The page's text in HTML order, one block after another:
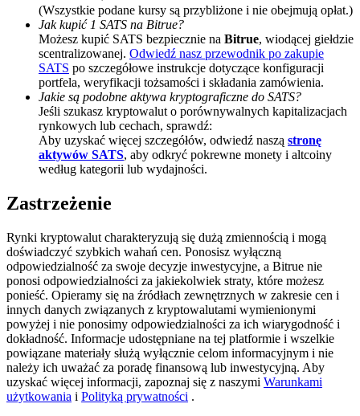
BTC Welcome Rewards
Deposit & Trade BTC to Share 25000 USDT prize pool!
Deposit CASHCAT & Win
Exclusive for BitMart Users
Register & Trade to Win 500,000 USDT
Precious Metals Trading Carnival
(Wszystkie podane kursy są przybliżone i nie obejmują opłat.)
Jak kupić 1 SATS na Bitrue?
Możesz kupić SATS bezpiecznie na Bitrue, wiodącej giełdzie
scentralizowanej. Odwiedź nasz przewodnik po zakupie
SATS po szczegółowe instrukcje dotyczące konfiguracji
portfela, weryfikacji tożsamości i składania zamówienia.
Jakie są podobne aktywa kryptograficzne do SATS?
Jeśli szukasz kryptowalut o porównywalnych kapitalizacjach
rynkowych lub cechach, sprawdź:
Aby uzyskać więcej szczegółów, odwiedź naszą stronę
aktywów SATS, aby odkryć pokrewne monety i altcoiny
według kategorii lub wydajności.
Zastrzeżenie
Rynki kryptowalut charakteryzują się dużą zmiennością i mogą
doświadczyć szybkich wahań cen. Ponosisz wyłączną
odpowiedzialność za swoje decyzje inwestycyjne, a Bitrue nie
ponosi odpowiedzialności za jakiekolwiek straty, które możesz
ponieść. Opieramy się na źródłach zewnętrznych w zakresie cen i
innych danych związanych z kryptowalutami wymienionymi
powyżej i nie ponosimy odpowiedzialności za ich wiarygodność i
dokładność. Informacje udostępniane na tej platformie i wszelkie
powiązane materiały służą wyłącznie celom informacyjnym i nie
należy ich uważać za poradę finansową lub inwestycyjną. Aby
uzyskać więcej informacji, zapoznaj się z naszymi Warunkami
użytkowania i Polityką prywatności .